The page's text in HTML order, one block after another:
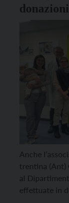
Anche
trentina (Ant)
al
effettuate in